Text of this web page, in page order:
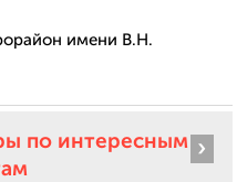
имени В.Н.
по интересным ›